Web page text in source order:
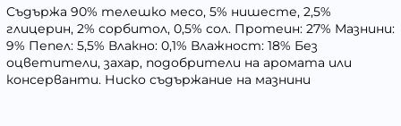
Съдържа 90% телешко месо, 5% нишесте, 2,5%
глицерин, 2% сорбитол, 0,5% сол. Протеин: 27% Мазнини:
9% Пепел: 5,5% Влакно: 0,1% Влажност: 18% Без
оцветители, захар, подобрители на аромата или
консерванти. Ниско съдържание на мазнини